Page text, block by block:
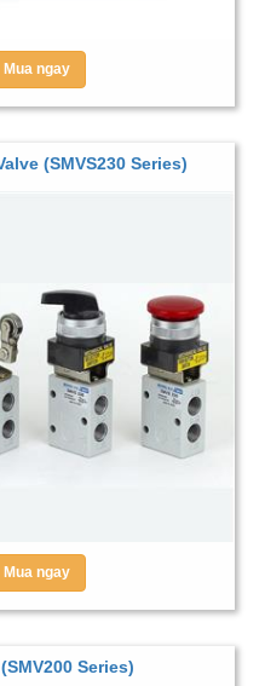
Mua ngay
(SMVS230 Series)
Mua ngay
Series)